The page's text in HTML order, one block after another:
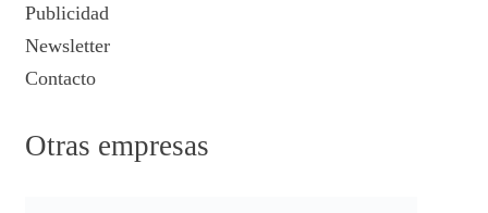
Publicidad
Newsletter
Contacto
Otras empresas